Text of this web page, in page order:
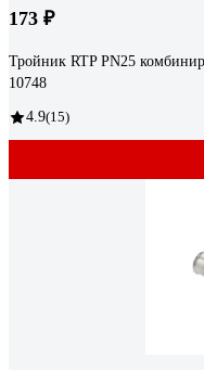
173 ₽
Тройник RTP PN25
10748
4.9(15)